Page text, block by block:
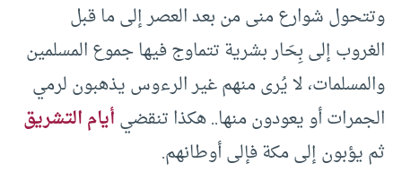
وتتحول شوارع منى من بعد العصر إلى ما قبل
الغروب إلى بِحَار بشرية تتماوج فيها جموع المسلمين
والمسلمات، لا يُرى منهم غير الرءوس يذهبون لرمي
الجمرات أو يعودون منها.. هكذا تنقضيأيام التشريق
ثم يؤبون إلى مكة فإلى أوطانهم.